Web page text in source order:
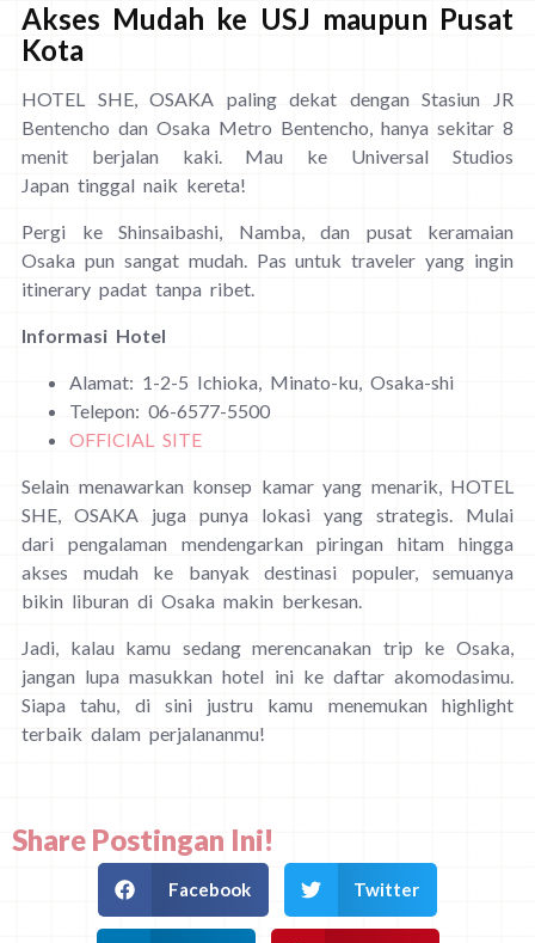
Akses Mudah ke USJ maupun Pusat
Kota
HOTEL SHE, OSAKA paling dekat dengan Stasiun JR
Bentencho dan Osaka Metro Bentencho, hanya sekitar 8
menit berjalan kaki. Mau ke Universal Studios
Japan tinggal naik kereta!
Pergi ke Shinsaibashi, Namba, dan pusat keramaian
Osaka pun sangat mudah. Pas untuk traveler yang ingin
itinerary padat tanpa ribet.
Informasi Hotel
Alamat: 1-2-5 Ichioka, Minato-ku, Osaka-shi
Telepon: 06-6577-5500
OFFICIAL SITE
Selain menawarkan konsep kamar yang menarik, HOTEL
SHE, OSAKA juga punya lokasi yang strategis. Mulai
dari pengalaman mendengarkan piringan hitam hingga
akses mudah ke banyak destinasi populer, semuanya
bikin liburan di Osaka makin berkesan.
Jadi, kalau kamu sedang merencanakan trip ke Osaka,
jangan lupa masukkan hotel ini ke daftar akomodasimu.
Siapa tahu, di sini justru kamu menemukan highlight
terbaik dalam perjalananmu!
Share Postingan Ini!
Facebook Twitter